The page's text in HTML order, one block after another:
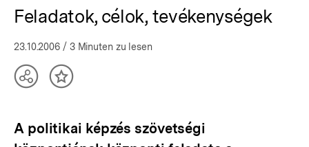
Feladatok, célok, tevékenységek
23.10.2006 / 3 Minuten zu lesen
TeilenInhalt
A politikai képzés szövetségi